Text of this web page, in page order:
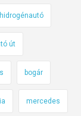
hidrogénautó
út
bogár
mercedes